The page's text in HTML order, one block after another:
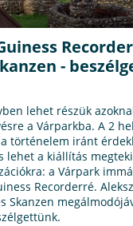
-
lehet részük
a Várparkba. A 2
történelem iránt
lehet a kiállítás
a Várpark
Recorderré.
Skanzen